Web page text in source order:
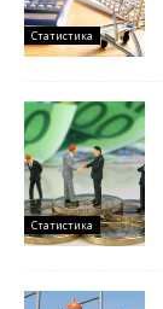
Статистика
Статистика